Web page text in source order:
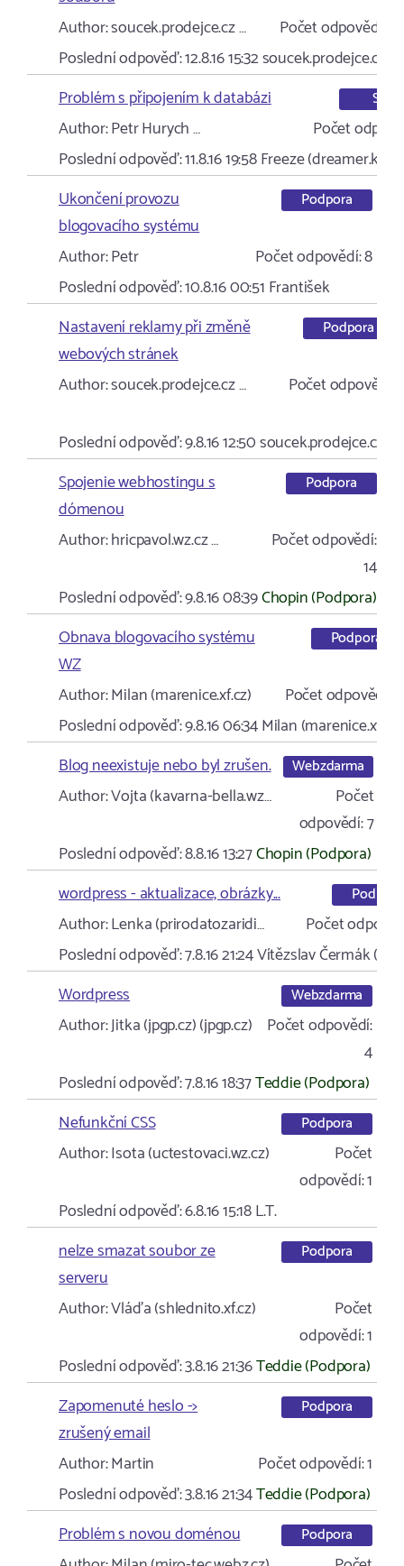
Author:soucek.prodejce.cz … Počet odpovědí:
Poslední odpověď:12.8.16 15:32soucek.prodejce.cz …
Problém s připojením k databázi
SQL
Author:Petr Hurych …
Počet
Poslední odpověď:11.8.16 19:58Freeze
Ukončení provozu
blogovacího systému
Podpora
Author:Petr Počet odpovědí:8
Poslední odpověď:10.8.16 00:51 František
Nastavení reklamy při změně
webových stránek
Podpora
Author:soucek.prodejce.cz …
Počet odpovědí:
Poslední odpověď:9.8.16 12:50soucek.prodejce.cz …
Spojenie webhostingu s
dómenou
Podpora
Author:hricpavol.wz.cz …
Počet odpovědí:
14
Poslední odpověď:9.8.16 08:39Chopin (Podpora)
Obnava blogovacího systému
WZ
Podpora
Author:Milan (marenice.xf.cz) Počet odpovědí:
Poslední odpověď:9.8.16 06:34Milan (marenice.xf.cz)
Blog neexistuje nebo byl zrušen.
Webzdarma
Author:Vojta (kavarna-bella.wz…
Počet
odpovědí:7
Poslední odpověď:8.8.16 13:27Chopin (Podpora)
wordpress - aktualizace, obrázky...
Podpora
Author:Lenka (prirodatozaridi…
Počet
Poslední odpověď:7.8.16 21:24Vítězslav Čermák
Wordpress
Webzdarma
Author:Jitka (jpgp.cz) (jpgp.cz) Počet odpovědí:
4
Poslední odpověď:7.8.16 18:37Teddie (Podpora)
Nefunkční CSS
Podpora
Author:Isota (uctestovaci.wz.cz)
Počet
odpovědí:1
Poslední odpověď:6.8.16 15:18L.T.
nelze smazat soubor ze
serveru
Podpora
Author:Vláďa (shlednito.xf.cz)
Počet
odpovědí:1
Poslední odpověď:3.8.16 21:36Teddie (Podpora)
Zapomenuté heslo ->
zrušený email
Podpora
Author:Martin Počet odpovědí:1
Poslední odpověď:3.8.16 21:34Teddie (Podpora)
Problém s novou doménou
Podpora